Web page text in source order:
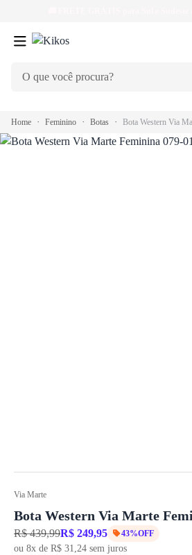
Home Feminino Botas Bota Western Via
Via Marte
Bota Western Via Marte
R$ 439,99R$ 249,95 43%OFF
ou 8x de R$ 31,24 sem juros